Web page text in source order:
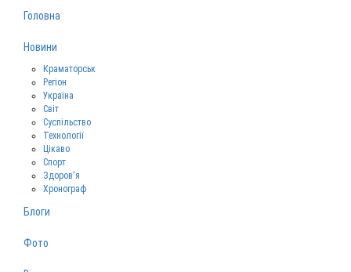
Головна
Новини
Краматорськ
Регіон
Україна
Світ
Суспільство
Технології
Цікаво
Спорт
Здоров‘я
Хронограф
Блоги
Фото